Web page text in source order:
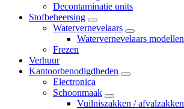
Decontaminatie units
Stofbeheersing
Watervernevelaars
Watervernevelaars modellen
Frezen
Verhuur
Kantoorbenodigdheden
Electronica
Schoonmaak
Vuilniszakken / afvalzakken